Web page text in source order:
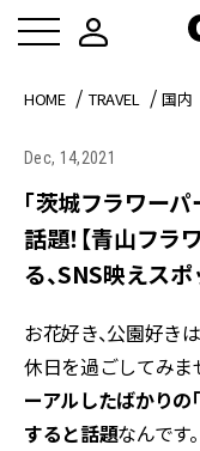
HOME TRAVEL 国内
Dec, 14,2021
「茨城フラワー
話題！【青山フ
る、SNS映えスポ
お花好き、公園好き
休日を過ごしてみま
ーアルしたばかりの
すると話題なんです